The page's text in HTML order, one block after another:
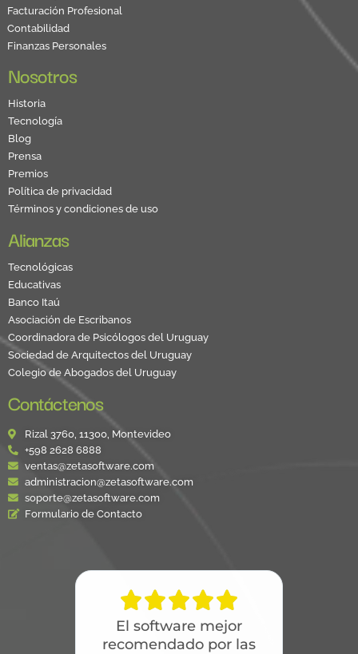
Facturación Profesional
Contabilidad
Finanzas Personales
Nosotros
Historia
Tecnología
Blog
Prensa
Premios
Política de privacidad
Términos y condiciones de uso
Alianzas
Tecnológicas
Educativas
Banco Itaú
Asociación de Escribanos
Coordinadora de Psicólogos del Uruguay
Sociedad de Arquitectos del Uruguay
Colegio de Abogados del Uruguay
Contáctenos
Rizal 3760, 11300, Montevideo
+598 2628 6888
ventas@zetasoftware.com
administracion@zetasoftware.com
soporte@zetasoftware.com
Formulario de Contacto

El software mejor
recomendado por las